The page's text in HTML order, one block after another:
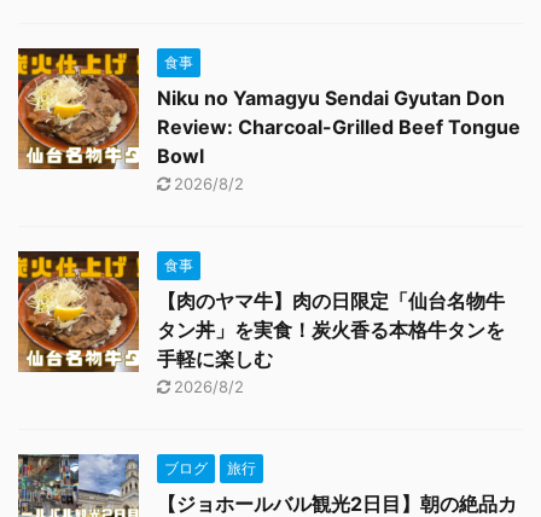
食事
Niku no Yamagyu Sendai Gyutan Don
Review: Charcoal-Grilled Beef Tongue
Bowl
2026/8/2
食事
【肉のヤマ牛】肉の日限定「仙台名物牛
タン丼」を実食！炭火香る本格牛タンを
手軽に楽しむ
2026/8/2
ブログ 旅行
【ジョホールバル観光2日目】朝の絶品カ